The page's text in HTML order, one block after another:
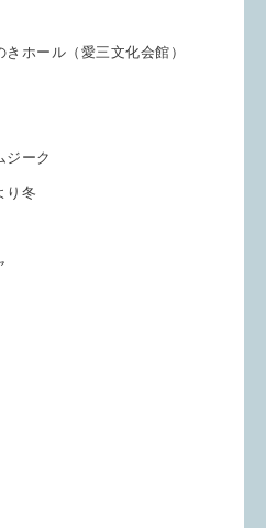
ホール（愛三文化会館）
ジーク
り冬
ャ